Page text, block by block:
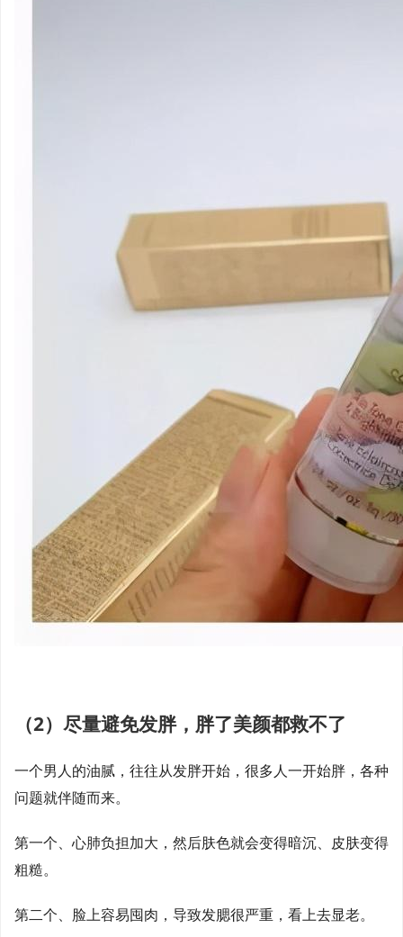
（2）尽量避免发胖，胖了美颜都救不了
一个男人的油腻，往往从发胖开始，很多人一开始胖，各种
问题就伴随而来。
第一个、心肺负担加大，然后肤色就会变得暗沉、皮肤变得
粗糙。
第二个、脸上容易囤肉，导致发腮很严重，看上去显老。